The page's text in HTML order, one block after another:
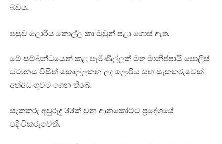
බවය.
පසුව ලොරිය කොල්ල කා ඔවුන් පළා ගොස් ඇත.
මේ සම්බන්ධයෙන් කළ පැමිණිල්ලක් මත මානිප්පායි පොලිස්
ස්ථානය විසින් කොල්ලකන ලද ලොරිය සහ සැකකරුවෙක්
අත්අඩංගුවට ගෙන තිබේ.
සැකකරු අවුරුදු 33ක් වන ආනකෝට්ට ප්‍රදේශයේ
පදිංචිකරුවෙකි.